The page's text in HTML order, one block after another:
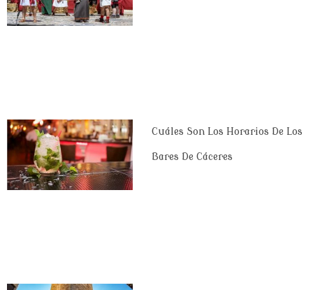
Cuáles Son Los Horarios De Los
Bares De Cáceres